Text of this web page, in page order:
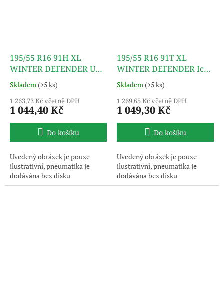
195/55 R16 91H XL
WINTER DEFENDER UHP
M+S 3PMSF TL LEAO
Skladem(>5 ks)
1 263,72 Kč včetně DPH
1 044,40 Kč
Do košíku
Uvedený obrázek je pouze
ilustrativní, pneumatika je
dodávána bez disku
195/55 R16 91T XL
WINTER DEFENDER Ice
I-15 M+S 3PMSF TL LEAO
Skladem(>5 ks)
1 269,65 Kč včetně DPH
1 049,30 Kč
Do košíku
Uvedený obrázek je pouze
ilustrativní, pneumatika je
dodávána bez disku